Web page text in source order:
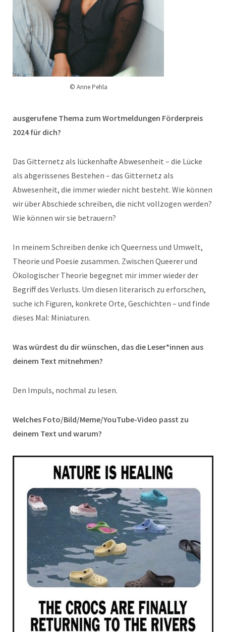
© Anne Pehla
ausgerufene Thema zum Wortmeldungen Förderpreis
2024 für dich?
Das Gitternetz als lückenhafte Abwesenheit – die Lücke
als abgerissenes Bestehen – das Gitternetz als
Abwesenheit, die immer wieder nicht besteht. Wie können
wir über Abschiede schreiben, die nicht vollzogen werden?
Wie können wir sie betrauern?
In meinem Schreiben denke ich Queerness und Umwelt,
Theorie und Poesie zusammen. Zwischen Queerer und
Ökologischer Theorie begegnet mir immer wieder der
Begriff des Verlusts. Um diesen literarisch zu erforschen,
suche ich Figuren, konkrete Orte, Geschichten – und finde
dieses Mal: Miniaturen.
Was würdest du dir wünschen, das die Leser*innen aus
deinem Text mitnehmen?
Den Impuls, nochmal zu lesen.
Welches Foto/Bild/Meme/YouTube-Video passt zu
deinem Text und warum?